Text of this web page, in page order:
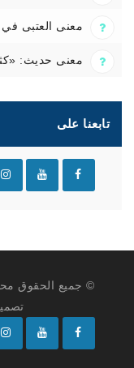
معنى العتبى
معنى حديث:
تابعنا على
© جميع الحقوق محفوظة 2016 - موسوعة